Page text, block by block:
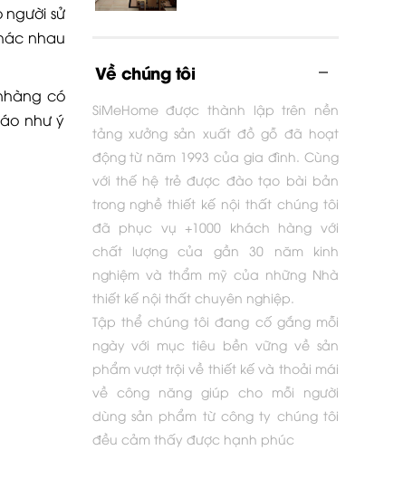
sử
nhau
có
như ý
Về chúng tôi
SiMeHome được thành lập trên nền
tảng xưởng sản xuất đồ gỗ đã hoạt
động từ năm 1993 của gia đình. Cùng
với thế hệ trẻ được đào tạo bài bản
trong nghề thiết kế nội thất chúng tôi
đã phục vụ +1000 khách hàng với
chất lượng của gần 30 năm kinh
nghiệm và thẩm mỹ của những Nhà
thiết kế nội thất chuyên nghiệp.
Tập thể chúng tôi đang cố gắng mỗi
ngày với mục tiêu bền vững về sản
phẩm vượt trội về thiết kế và thoải mái
về công năng giúp cho mỗi người
dùng sản phẩm từ công ty chúng tôi
đều cảm thấy được hạnh phúc